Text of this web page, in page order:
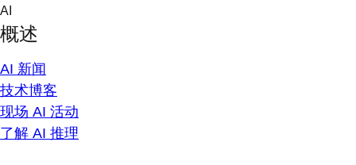
Skip
content
AI
概述
AI 新闻
技术博客
现场 AI 活动
了解 AI 推理